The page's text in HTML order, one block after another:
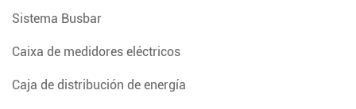
Sistema Busbar
Caixa de medidores eléctricos
Caja de distribución de energía